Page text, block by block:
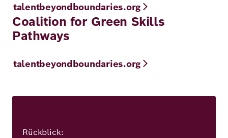
talentbeyondboundaries.org
Coalition for Green Skills
Pathways
talentbeyondboundaries.org
Rückblick: